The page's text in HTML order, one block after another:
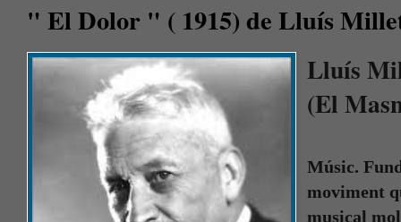
" El Dolor " ( 1915) de Lluís
Lluís
(El
Músic.
moviment
musical